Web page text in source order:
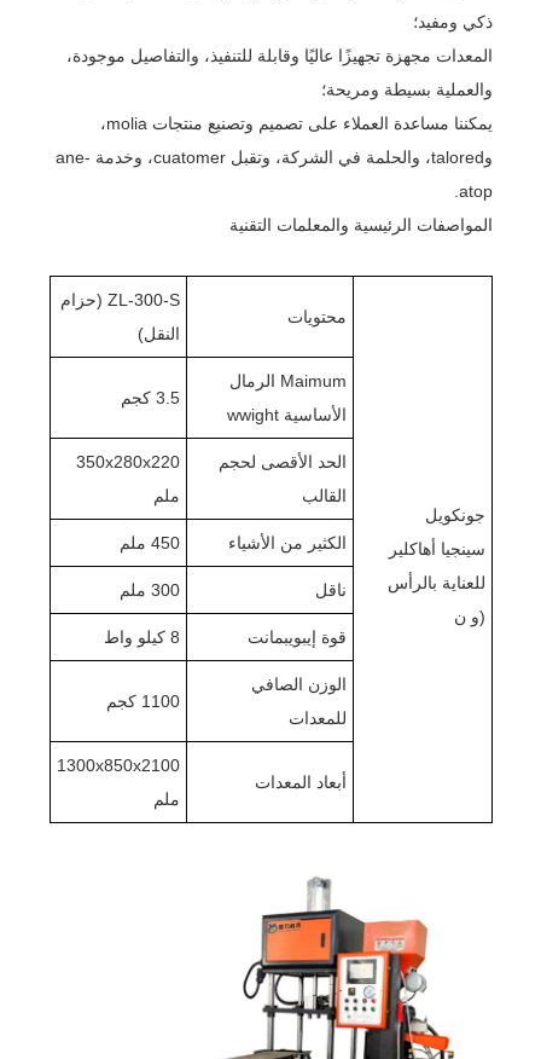
ذكي ومفيد؛
المعدات مجهزة تجهيزًا عاليًا وقابلة للتنفيذ، والتفاصيل موجودة،
والعملية بسيطة ومريحة؛
يمكننا مساعدة العملاء على تصميم وتصنيع منتجات molia،
وtalored، والحلمة في الشركة، وتقبل cuatomer، وخدمة ane-
atop.
المواصفات الرئيسية والمعلمات التقنية
جونكويل
سينجيا أهاكلير
للعناية بالرأس
(و ن
محتويات
ZL-300-S (حزام
النقل)
Maimum الرمال
الأساسية wwight
3.5 كجم
الحد الأقصى لحجم
القالب
350x280x220
ملم
الكثير من الأشياء 450 ملم
ناقل 300 ملم
قوة إيبويبمانت 8 كيلو واط
الوزن الصافي
للمعدات
1100 كجم
أبعاد المعدات
1300x850x2100
ملم